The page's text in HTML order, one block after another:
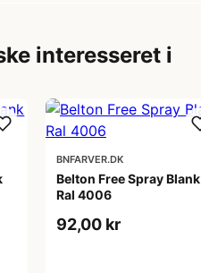
interesseret i
BNFARVER.DK
Belton Free Spray Blank
Ral 4006
92,00 kr